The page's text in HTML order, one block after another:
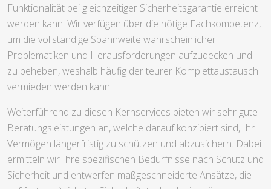
Funktionalität bei gleichzeitiger Sicherheitsgarantie erreicht
werden kann. Wir verfügen über die nötige Fachkompetenz,
um die vollständige Spannweite wahrscheinlicher
Problematiken und Herausforderungen aufzudecken und
zu beheben, weshalb häufig der teurer Komplettaustausch
vermieden werden kann.
Weiterführend zu diesen Kernservices bieten wir sehr gute
Beratungsleistungen an, welche darauf konzipiert sind, Ihr
Vermögen längerfristig zu schützen und abzusichern. Dabei
ermitteln wir Ihre spezifischen Bedürfnisse nach Schutz und
Sicherheit und entwerfen maßgeschneiderte Ansätze, die